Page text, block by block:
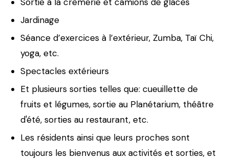
Jardinage
Séance d’exercices à l’extérieur, Zumba, Taï Chi,
yoga, etc.
Spectacles extérieurs
Et plusieurs sorties telles que: cueuillette de
fruits et légumes, sortie au Planétarium, théâtre
d'été, sorties au restaurant, etc.
Les résidents ainsi que leurs proches sont
toujours les bienvenus aux activités et sorties, et